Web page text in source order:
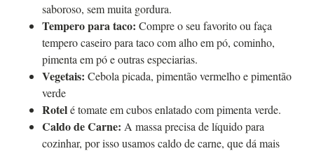
saboroso, sem muita gordura.
Tempero para taco: Compre o seu favorito ou faça
tempero caseiro para taco com alho em pó, cominho,
pimenta em pó e outras especiarias.
Vegetais: Cebola picada, pimentão vermelho e pimentão
verde
Rotelé tomate em cubos enlatado com pimenta verde.
Caldo de Carne: A massa precisa de líquido para
cozinhar, por isso usamos caldo de carne, que dá mais